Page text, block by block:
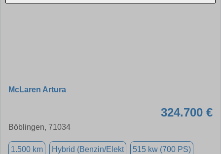
McLaren Artura
324.700 €
Böblingen, 71034
1.500 km Hybrid (Benzin/Elekt 515 kw (700 PS)